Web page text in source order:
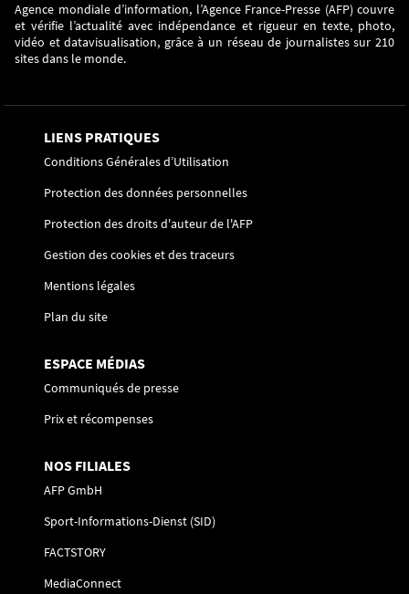
Agence mondiale d’information, l’Agence France-Presse (AFP) couvre
et vérifie l’actualité avec indépendance et rigueur en texte, photo,
vidéo et datavisualisation, grâce à un réseau de journalistes sur 210
sites dans le monde.
LIENS PRATIQUES
Conditions Générales d’Utilisation
Protection des données personnelles
Protection des droits d'auteur de l'AFP
Gestion des cookies et des traceurs
Mentions légales
Plan du site
ESPACE MÉDIAS
Communiqués de presse
Prix et récompenses
NOS FILIALES
AFP GmbH
Sport-Informations-Dienst (SID)
FACTSTORY
MediaConnect